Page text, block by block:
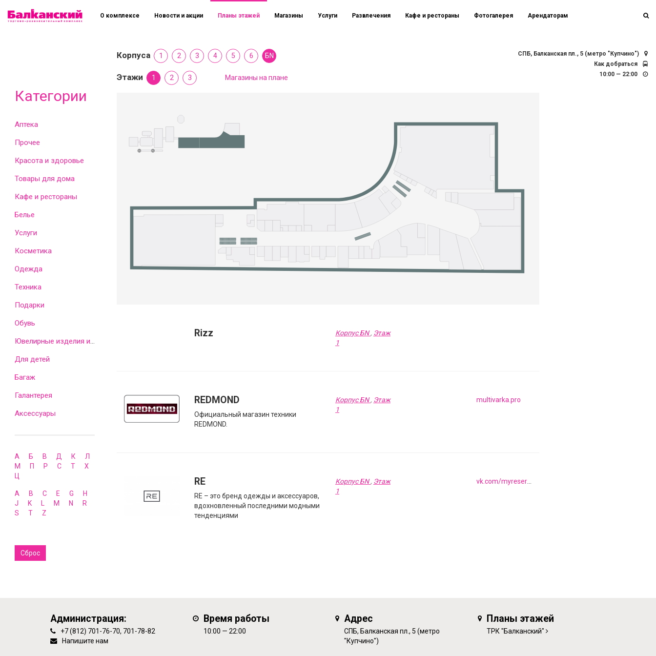
Категории
Аптека
Прочее
Красота и здоровье
Товары для дома
Кафе и рестораны
Белье
Услуги
Косметика
Одежда
Техника
Подарки
Обувь
Для детей
Багаж
Галантерея
Аксессуары
А Б В Д К
Л
М
П Р С Т
Х
Ц
A B C E G
H
J
K L M N
R
S
T Z
Сброс
О комплексе Новости и акции Планы этажей Магазины Услуги Развлечения Кафе и рестораны Фотогалерея Арендаторам
СПБ, Балканская пл., 5 (метро "Купчино")
Как добраться
10:00 — 22:00
Корпуса 1 2 3 4 5 6 БN
Этажи 1 2 3 Магазины на плане
Rizz Корпус БN, Этаж
1
REDMOND
Официальный магазин техники
REDMOND.
Корпус БN, Этаж
1
multivarka.pro
RE
RE – это бренд одежды и аксессуаров,
вдохновленный последними модными
тенденциями
Корпус БN, Этаж
1
vk.com/myreserved
Администрация:
+7 (812) 701-76-70, 701-78-82
Напишите нам
Время работы
10:00 — 22:00
Адрес
СПБ, Балканская пл., 5 (метро
"Купчино")
Планы этажей
ТРК "Балканский"